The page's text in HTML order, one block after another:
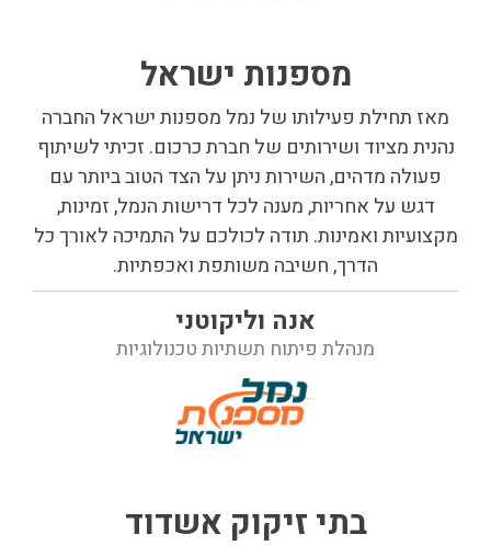
מספנות ישראל
מאז תחילת פעילותו של נמל מספנות ישראל החברה
נהנית מציוד ושירותים של חברת כרכום. זכיתי לשיתוף
פעולה מדהים, השירות ניתן על הצד הטוב ביותר עם
דגש על אחריות, מענה לכל דרישות הנמל, זמינות,
מקצועיות ואמינות. תודה לכולכם על התמיכה לאורך כל
הדרך, חשיבה משותפת ואכפתיות.
אנה וליקוטני
מנהלת פיתוח תשתיות טכנולוגיות
בתי זיקוק אשדוד